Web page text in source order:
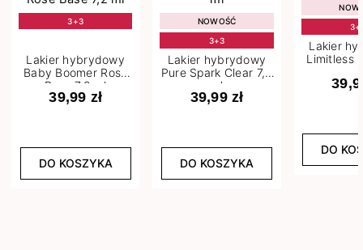
3+3
Lakier hybrydowy
Baby Boomer Rose
Base 7,2 ml
39,99 zł
DO KOSZYKA
NOWOŚĆ
3+3
Lakier hybrydowy
Pure Spark Clear 7,2
ml
39,99 zł
DO KOSZYKA
Lakier
Limitless
DO